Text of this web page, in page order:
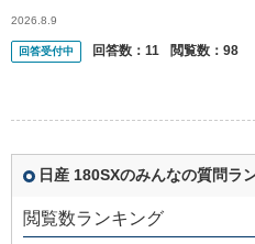
できれば来年の6月9日が誕生日な
2026.8.9
回答受付中 回答数： 11 閲覧数： 98
日産 180SXのみんなの質問ラ
閲覧数ランキング